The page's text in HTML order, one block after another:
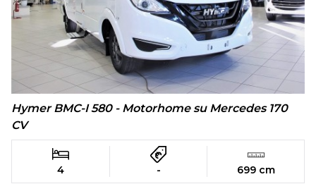
Hymer BMC-I 580 - Motorhome su Mercedes 170
CV
4 - 699 cm